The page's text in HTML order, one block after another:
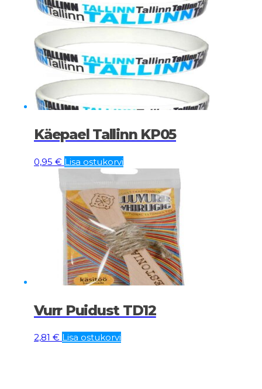
Käepael Tallinn KP05
0,95 € Lisa ostukorvi
Vurr Puidust TD12
2,81 € Lisa ostukorvi